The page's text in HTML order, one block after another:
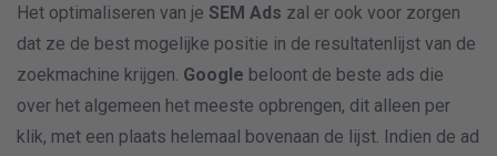
Het optimaliseren van je SEM Ads zal er ook voor zorgen
dat ze de best mogelijke positie in de resultatenlijst van de
zoekmachine krijgen. Google beloont de beste ads die
over het algemeen het meeste opbrengen, dit alleen per
klik, met een plaats helemaal bovenaan de lijst. Indien de ad